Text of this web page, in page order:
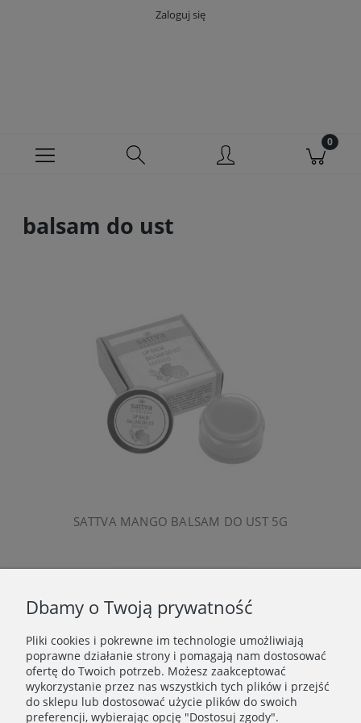
Zaloguj się
balsam do ust
SATTVA MANGO BALSAM DO UST 5G
WAŻNE INFORMACJE
POLECANE STRONY
Dbamy o Twoją prywatność
Pliki cookies i pokrewne im technologie umożliwiają
poprawne działanie strony i pomagają nam dostosować
ofertę do Twoich potrzeb. Możesz zaakceptować
wykorzystanie przez nas wszystkich tych plików i przejść
do sklepu lub dostosować użycie plików do swoich
preferencji, wybierając opcję "Dostosuj zgody".